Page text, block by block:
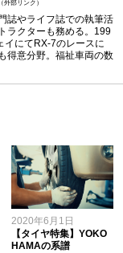
（外部リンク）
誌やライフ誌での執筆活
ラクターも務める。199
イにてRX-7のレースに
得意分野。福祉車両の数
2020年6月1日
【タイヤ特集】YOKO
HAMAの系譜